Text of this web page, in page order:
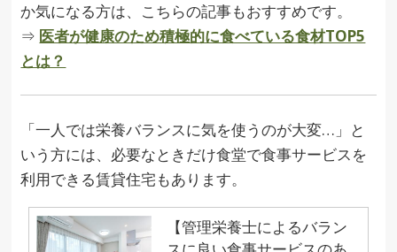
か気になる方は、こちらの記事もおすすめです。
⇒ 医者が健康のため積極的に食べている食材TOP5
とは？
「一人では栄養バランスに気を使うのが大変…」と
いう方には、必要なときだけ食堂で食事サービスを
利用できる賃貸住宅もあります。
【管理栄養士によるバラン